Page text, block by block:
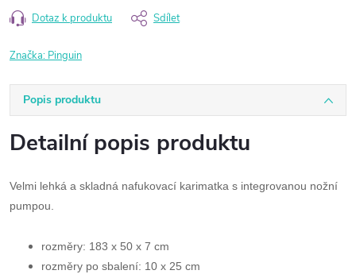
Dotaz k produktu Sdílet
Značka: Pinguin
Popis produktu
Detailní popis produktu
Velmi lehká a skladná nafukovací karimatka s integrovanou nožní
pumpou.
rozměry: 183 x 50 x 7 cm
rozměry po sbalení: 10 x 25 cm